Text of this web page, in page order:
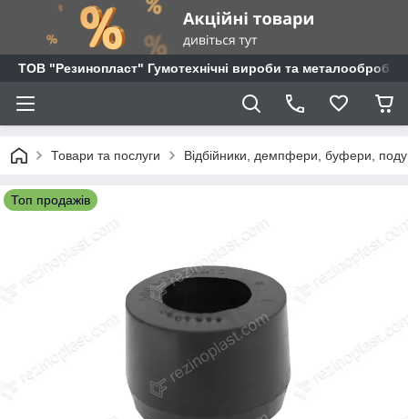
ТОВ "Резинопласт" Гумотехнічні вироби та металообробка
Товари та послуги Відбійники, демпфери, буфери,
Топ продажів